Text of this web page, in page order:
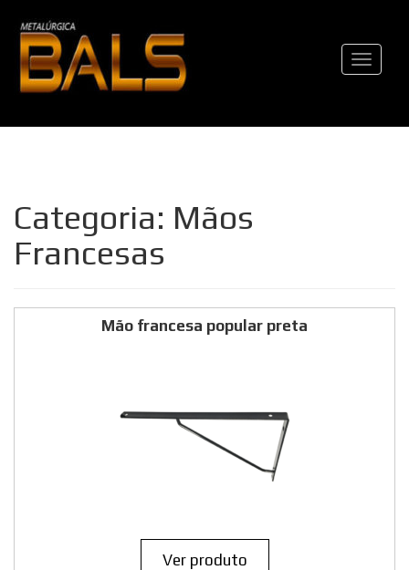
Pular
para
o
conteúdo
Alternar
Categoria: Mãos
Francesas
Mão francesa popular preta
Ver produto